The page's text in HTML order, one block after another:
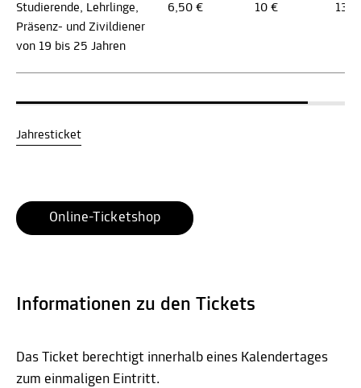
Studierende, Lehrlinge,
Präsenz- und Zivildiener
von 19 bis 25 Jahren
6,50 € 10 € 13 €
Jahresticket
Online-Ticketshop
Informationen zu den Tickets
Das Ticket berechtigt innerhalb eines Kalendertages
zum einmaligen Eintritt.